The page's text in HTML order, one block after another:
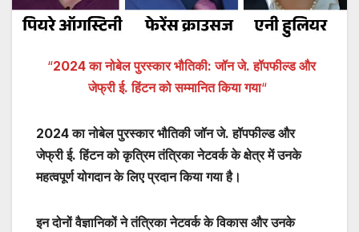
“2024 का नोबेल पुरस्कार भौतिकी: जॉन जे. हॉपफील्ड और
जेफ्री ई. हिंटन को सम्मानित किया गया“
2024 का नोबेल पुरस्कार भौतिकी जॉन जे. हॉपफील्ड और
जेफ्री ई. हिंटन को कृत्रिम तंत्रिका नेटवर्क के क्षेत्र में उनके
महत्वपूर्ण योगदान के लिए प्रदान किया गया है।
इन दोनों वैज्ञानिकों ने तंत्रिका नेटवर्क के विकास और उनके